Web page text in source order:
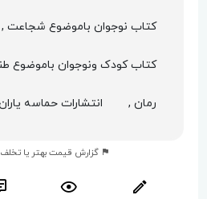
کتاب نوجوان باموضوع شجاعت ,
کتاب کودک ونوجوان باموضوع
رمان , انتشارات حماسه
گزارش قیمت بهتر یا